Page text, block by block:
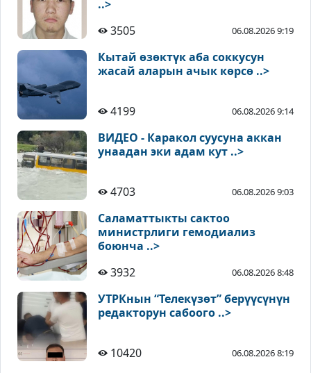
..>
3505
06.08.2026 9:19
Кытай өзөктүк аба соккусун
жасай аларын ачык көрсө ..>
4199 06.08.2026 9:14
ВИДЕО - Каракол суусуна аккан
унаадан эки адам кут ..>
4703 06.08.2026 9:03
Саламаттыкты сактоо
министрлиги гемодиализ
боюнча ..>
3932
06.08.2026 8:48
УТРКнын “Телекүзөт” берүүсүнүн
редакторун сабоого ..>
10420 06.08.2026 8:19